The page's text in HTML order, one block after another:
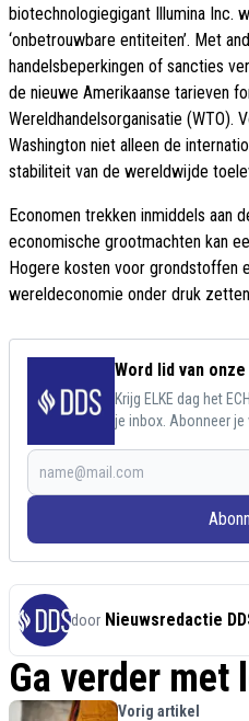
biotechnologiegigant Illumina Inc.
‘onbetrouwbare entiteiten’. Met
handelsbeperkingen of sancties
de nieuwe Amerikaanse tarieven
Wereldhandelsorganisatie (WTO).
Washington niet alleen de
stabiliteit van de wereldwijde
Economen trekken inmiddels aan
economische grootmachten kan
Hogere kosten voor grondstoffen
wereldeconomie onder druk
Word lid van
Krijg ELKE dag het
je inbox. Abonneer je
door Nieuwsredactie
Ga verder met
Vorig artikel